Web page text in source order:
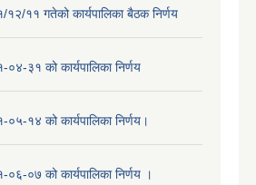
१२/११ गतेको कार्यपालिका बैठक निर्णय
०४-३१ को कार्यपालिका निर्णय
०५-१४ को कार्यपालिका निर्णय।
०६-०७ को कार्यपालिका निर्णय ।